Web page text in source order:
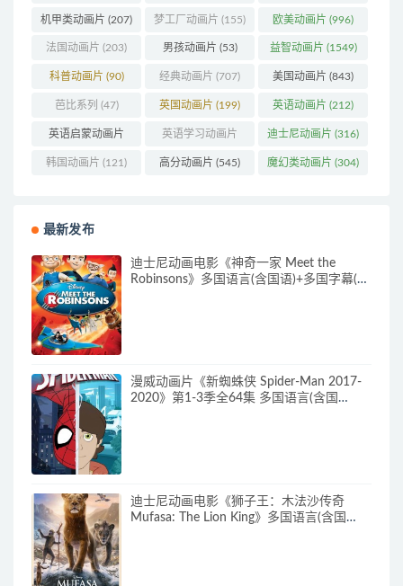
机甲类动画片 (207) 梦工厂动画片 (155) 欧美动画片 (996)
法国动画片 (203) 男孩动画片 (53) 益智动画片 (1549)
科普动画片 (90) 经典动画片 (707) 美国动画片 (843)
芭比系列 (47) 英国动画片 (199) 英语动画片 (212)
英语启蒙动画片
(160)
英语学习动画片
(85)
迪士尼动画片 (316)
韩国动画片 (121) 高分动画片 (545) 魔幻类动画片 (304)
最新发布
迪士尼动画电影《神奇一家 Meet the
Robinsons》多国语言(含国语)+多国字幕(含
漫威动画片《新蜘蛛侠 Spider-Man 2017-
2020》第1-3季全64集 多国语言(含国
迪士尼动画电影《狮子王：木法沙传奇
Mufasa: The Lion King》多国语言(含国